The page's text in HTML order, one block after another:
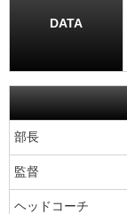
DATA
部長
監督
ヘッドコーチ